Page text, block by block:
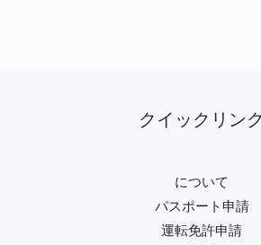
クイックリンク
について
パスポート申請
運転免許申請